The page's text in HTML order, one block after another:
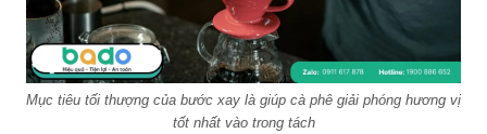
Mục tiêu tối thượng của bước xay là giúp cà phê giải phóng hương vị
tốt nhất vào trong tách